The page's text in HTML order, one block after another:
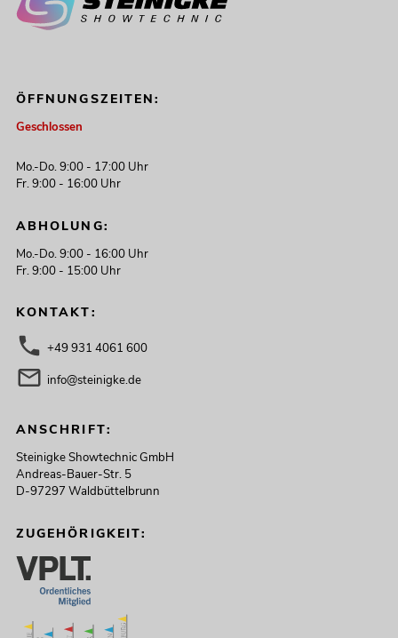
ÖFFNUNGSZEITEN:
Geschlossen
Mo.-Do. 9:00 - 17:00 Uhr
Fr. 9:00 - 16:00 Uhr
ABHOLUNG:
Mo.-Do. 9:00 - 16:00 Uhr
Fr. 9:00 - 15:00 Uhr
KONTAKT:
+49 931 4061 600
info@steinigke.de
ANSCHRIFT:
Steinigke Showtechnic GmbH
Andreas-Bauer-Str. 5
D-97297 Waldbüttelbrunn
ZUGEHÖRIGKEIT: